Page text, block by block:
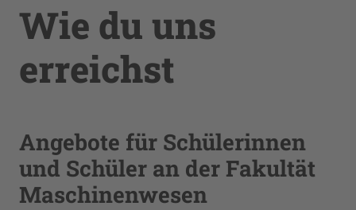
Wie du uns
erreichst
Angebote für Schülerinnen
und Schüler an der Fakultät
Maschinenwesen